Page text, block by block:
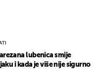
lubenica smije
i kada je više nije sigurno